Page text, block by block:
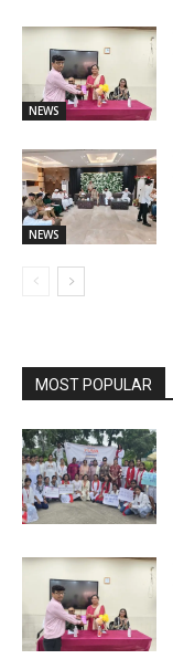
NEWS
NEWS
MOST POPULAR